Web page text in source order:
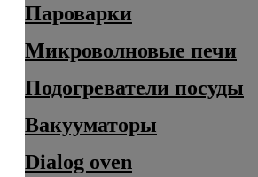
Пароварки
Микроволновые печи
Подогреватели посуды
Вакууматоры
Dialog oven